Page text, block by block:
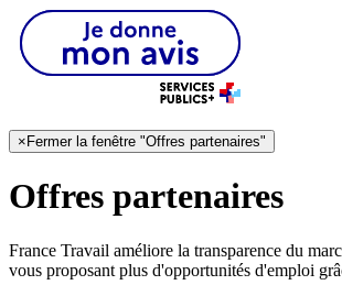
× Fermer la fenêtre "Offres partenaires"
Offres partenaires
France Travail améliore la transparence du
vous proposant plus d'opportunités d'emploi